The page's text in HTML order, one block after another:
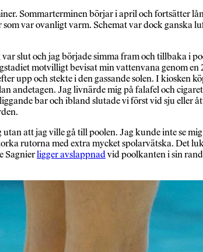
Sommarterminen börjar i april och fortsätter
var ovanligt varm. Schemat var dock ganska
slut och jag började simma fram och tillbaka
motvilligt bevisat min vattenvana genom
upp och stekte i den gassande solen. I
andetagen. Jag livnärde mig på falafel och
bar och ibland slutade vi först vid sju
utan att jag ville gå till poolen. Jag kunde inte se
rutorna med extra mycket spolarvätska. Det
Sagnierligger avslappnadvid poolkanten i sin